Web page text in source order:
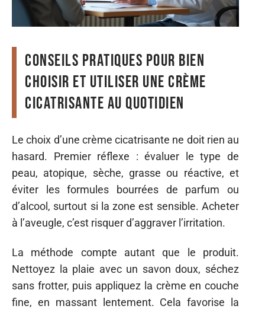
Conseils pratiques pour bien
choisir et utiliser une crème
cicatrisante au quotidien
Le choix d’une crème cicatrisante ne doit rien au
hasard. Premier réflexe : évaluer le type de
peau, atopique, sèche, grasse ou réactive, et
éviter les formules bourrées de parfum ou
d’alcool, surtout si la zone est sensible. Acheter
à l’aveugle, c’est risquer d’aggraver l’irritation.
La méthode compte autant que le produit.
Nettoyez la plaie avec un savon doux, séchez
sans frotter, puis appliquez la crème en couche
fine, en massant lentement. Cela favorise la